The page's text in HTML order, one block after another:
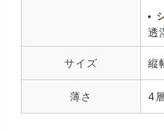
投稿
生理期間のときだけでな
生理期間のときだけでな
を実感します。(おろした
透
サイズ 縦
薄さ 4